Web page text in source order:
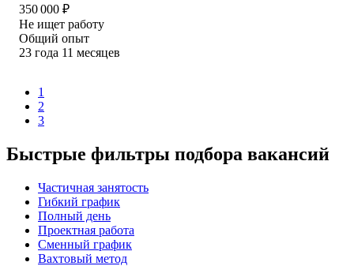
350 000 ₽
Не ищет работу
Общий опыт
23 года 11 месяцев
1
2
3
Быстрые фильтры подбора вакансий
Частичная занятость
Гибкий график
Полный день
Проектная работа
Сменный график
Вахтовый метод